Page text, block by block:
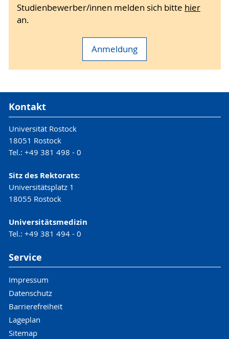
Studienbewerber/innen melden sich bitte hier
an.
Anmeldung
Kontakt
Universität Rostock
18051 Rostock
Tel.: +49 381 498 - 0
Sitz des Rektorats:
Universitätsplatz 1
18055 Rostock
Universitätsmedizin
Tel.: +49 381 494 - 0
Service
Impressum
Datenschutz
Barrierefreiheit
Lageplan
Sitemap